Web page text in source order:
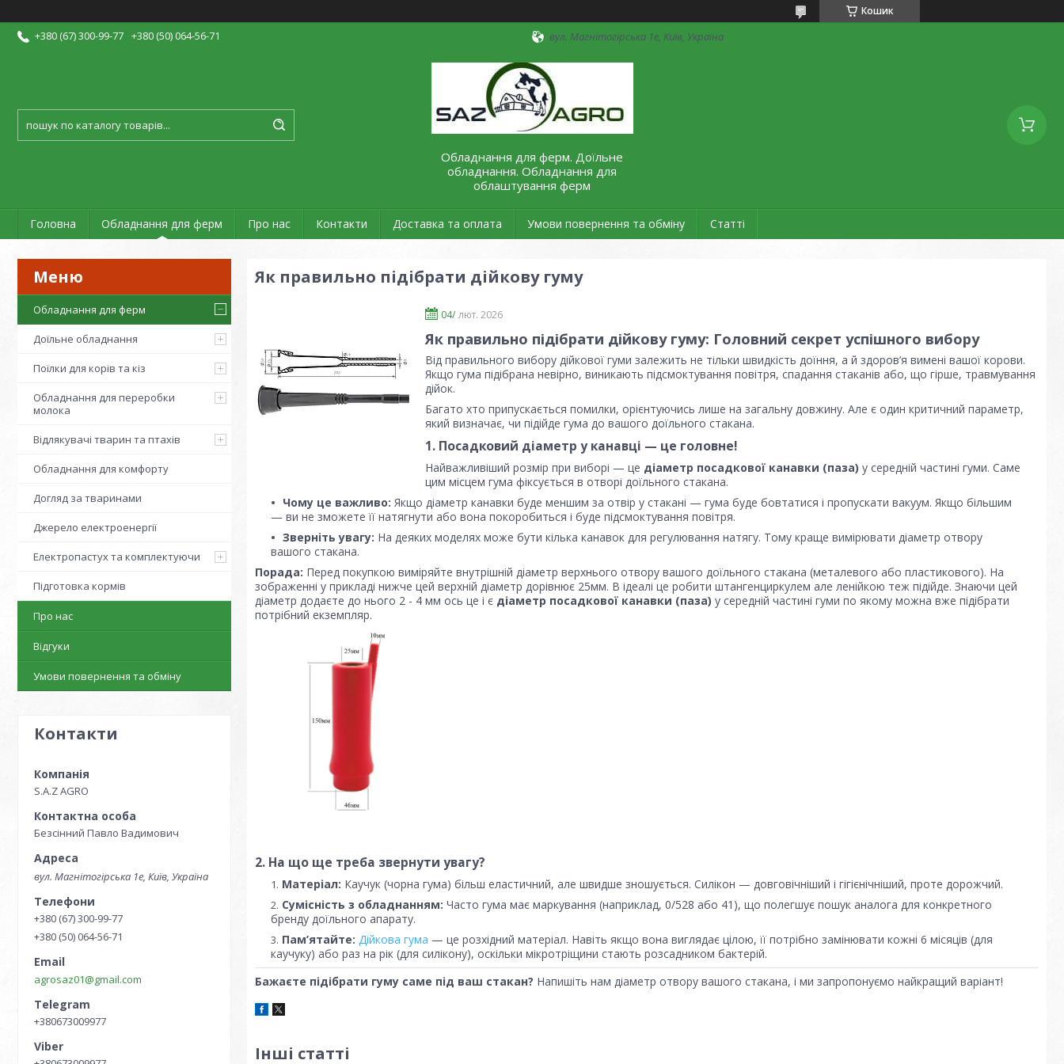
Кошик
+380 (67) 300-99-77 +380 (50) 064-56-71 вул. Магнітогірська 1е, Київ, Україна
Обладнання для ферм. Доїльне
обладнання. Обладнання для
облаштування ферм
Головна Обладнання для ферм Про нас Контакти Доставка та оплата Умови повернення та обміну Статті
Обладнання для ферм
Доїльне обладнання
Поїлки для корів та кіз
Обладнання для переробки
молока
Відлякувачі тварин та птахів
Обладнання для комфорту
Догляд за тваринами
Джерело електроенергії
Електропастух та комплектуючи
Підготовка кормів
Про нас
Відгуки
Умови повернення та обміну
Контакти
S.A.Z AGRO
Безсінний Павло Вадимович
вул. Магнітогірська 1е, Київ, Україна
+380 (67) 300-99-77
+380 (50) 064-56-71
agrosaz01@gmail.com
+380673009977
Як правильно підібрати дійкову гуму
04/ лют. 2026
Як правильно підібрати дійкову гуму: Головний секрет успішного вибору
Від правильного вибору дійкової гуми залежить не тільки швидкість доїння, а й здоров’я вимені вашої корови.
Якщо гума підібрана невірно, виникають підсмоктування повітря, спадання стаканів або, що гірше, травмування
дійок.
Багато хто припускається помилки, орієнтуючись лише на загальну довжину. Але є один критичний параметр,
який визначає, чи підійде гума до вашого доїльного стакана.
1. Посадковий діаметр у канавці — це головне!
Найважливіший розмір при виборі — це діаметр посадкової канавки (паза) у середній частині гуми. Саме
цим місцем гума фіксується в отворі доїльного стакана.
Чому це важливо: Якщо діаметр канавки буде меншим за отвір у стакані — гума буде бовтатися і пропускати вакуум. Якщо більшим
— ви не зможете її натягнути або вона покоробиться і буде підсмоктування повітря.
Зверніть увагу: На деяких моделях може бути кілька канавок для регулювання натягу. Тому краще вимірювати діаметр отвору
вашого стакана.
Порада: Перед покупкою виміряйте внутрішній діаметр верхнього отвору вашого доїльного стакана (металевого або пластикового). На
зображенні у прикладі нижче цей верхній діаметр дорівнює 25мм. В ідеалі це робити штангенциркулем але ленійкою теж підійде. Знаючи цей
діаметр додаєте до нього 2 - 4 мм ось це і є діаметр посадкової канавки (паза) у середній частині гуми по якому можна вже підібрати
потрібний екземпляр.
2. На що ще треба звернути увагу?
Матеріал: Каучук (чорна гума) більш еластичний, але швидше зношується. Силікон — довговічніший і гігієнічніший, проте дорожчий.
Сумісність з обладнанням: Часто гума має маркування (наприклад, 0/528 або 41), що полегшує пошук аналога для конкретного
бренду доїльного апарату.
Пам’ятайте: Дійкова гума — це розхідний матеріал. Навіть якщо вона виглядає цілою, її потрібно замінювати кожні 6 місяців (для
каучуку) або раз на рік (для силікону), оскільки мікротріщини стають розсадником бактерій.
Бажаєте підібрати гуму саме під ваш стакан? Напишіть нам діаметр отвору вашого стакана, і ми запропонуємо найкращий варіант!
Інші статті